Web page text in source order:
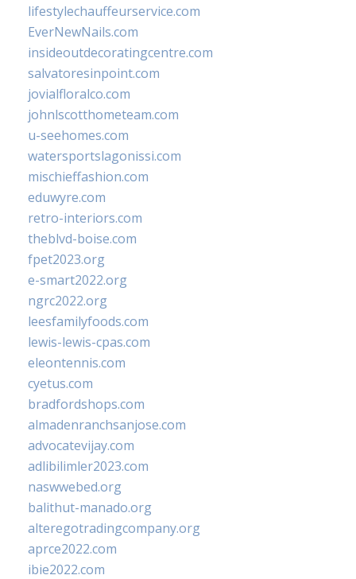
lifestylechauffeurservice.com
EverNewNails.com
insideoutdecoratingcentre.com
salvatoresinpoint.com
jovialfloralco.com
johnlscotthometeam.com
u-seehomes.com
watersportslagonissi.com
mischieffashion.com
eduwyre.com
retro-interiors.com
theblvd-boise.com
fpet2023.org
e-smart2022.org
ngrc2022.org
leesfamilyfoods.com
lewis-lewis-cpas.com
eleontennis.com
cyetus.com
bradfordshops.com
almadenranchsanjose.com
advocatevijay.com
adlibilimler2023.com
naswwebed.org
balithut-manado.org
alteregotradingcompany.org
aprce2022.com
ibie2022.com